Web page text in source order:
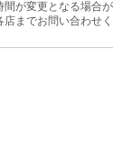
が変更となる場合が
までお問い合わせく